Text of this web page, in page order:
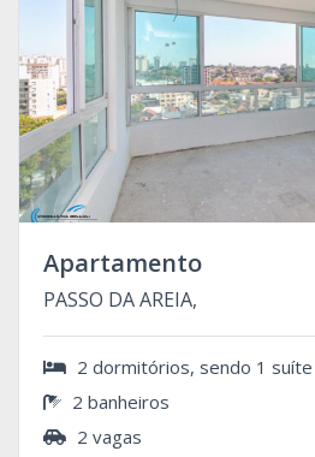
Apartamento
PASSO DA AREIA,
2 dormitórios, sendo 1 suíte
2 banheiros
2 vagas